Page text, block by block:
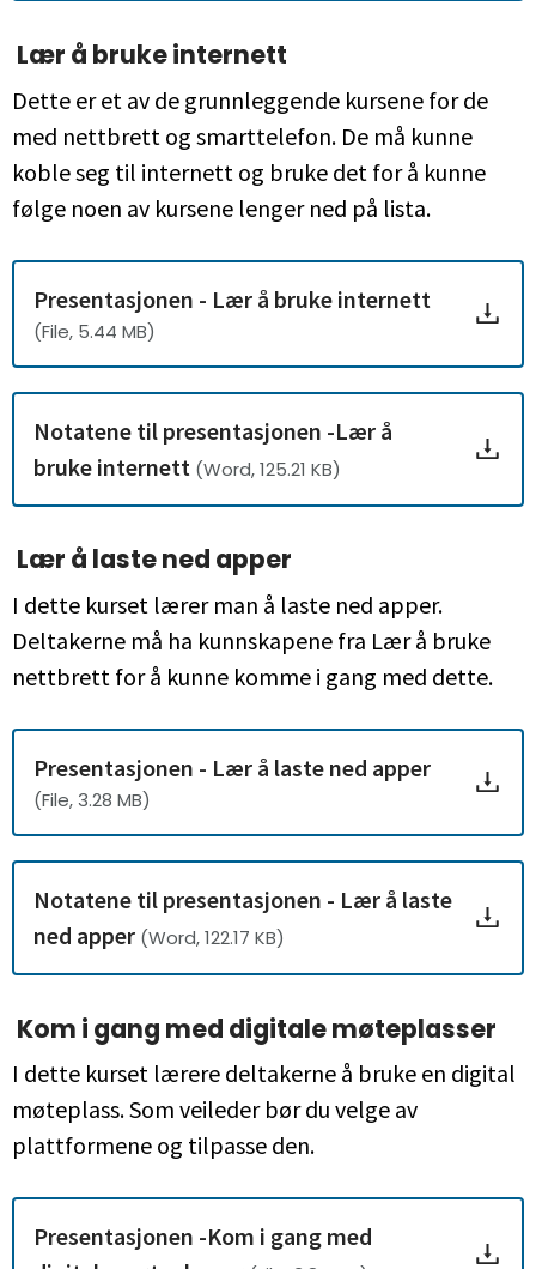
Lær å bruke internett
Dette er et av de grunnleggende kursene for de
med nettbrett og smarttelefon. De må kunne
koble seg til internett og bruke det for å kunne
følge noen av kursene lenger ned på lista.
Presentasjonen - Lær å bruke internett
(File, 5.44 MB)
Notatene til presentasjonen -Lær å
bruke internett (Word, 125.21 KB)
Lær å laste ned apper
I dette kurset lærer man å laste ned apper.
Deltakerne må ha kunnskapene fra Lær å bruke
nettbrett for å kunne komme i gang med dette.
Presentasjonen - Lær å laste ned apper
(File, 3.28 MB)
Notatene til presentasjonen - Lær å laste
ned apper (Word, 122.17 KB)
Kom i gang med digitale møteplasser
I dette kurset lærere deltakerne å bruke en digital
møteplass. Som veileder bør du velge av
plattformene og tilpasse den.
Presentasjonen -Kom i gang med